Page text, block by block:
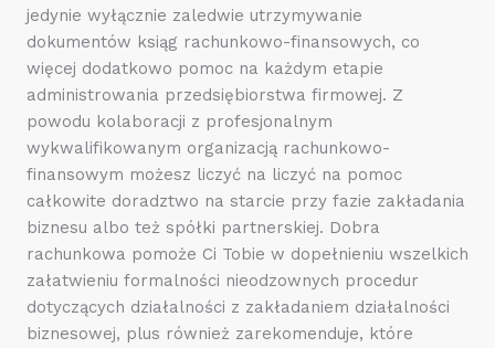
jedynie wyłącznie zaledwie utrzymywanie
dokumentów ksiąg rachunkowo-finansowych, co
więcej dodatkowo pomoc na każdym etapie
administrowania przedsiębiorstwa firmowej. Z
powodu kolaboracji z profesjonalnym
wykwalifikowanym organizacją rachunkowo-
finansowym możesz liczyć na liczyć na pomoc
całkowite doradztwo na starcie przy fazie zakładania
biznesu albo też spółki partnerskiej. Dobra
rachunkowa pomoże Ci Tobie w dopełnieniu wszelkich
załatwieniu formalności nieodzownych procedur
dotyczących działalności z zakładaniem działalności
biznesowej, plus również zarekomenduje, które